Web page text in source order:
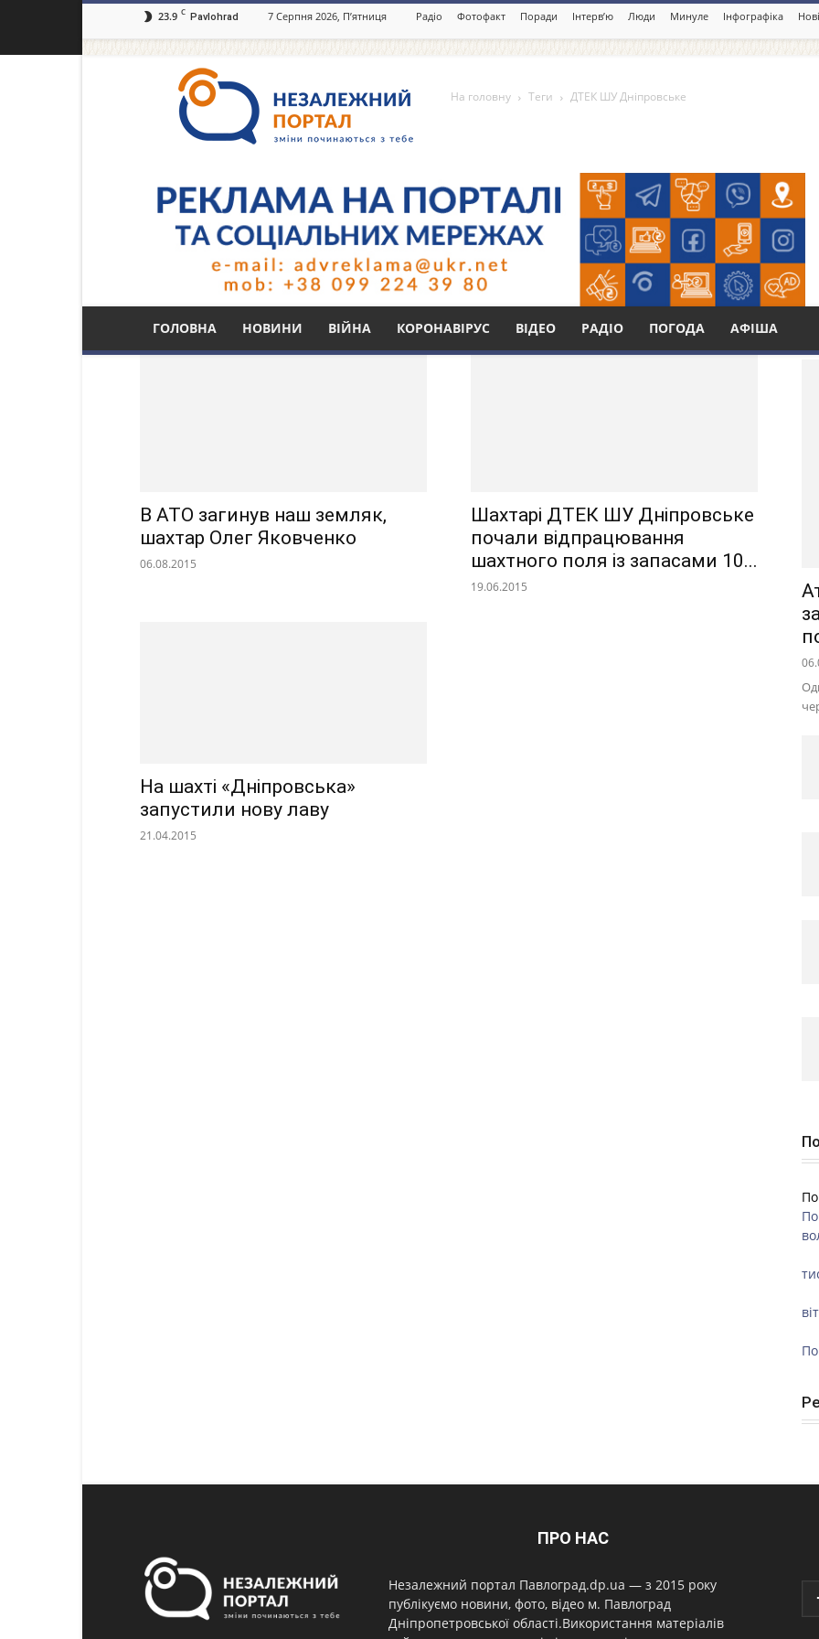
23.9 C Pavlohrad 7 Серпня 2026, П’ятниця Радіо Фотофакт Поради Інтерв’ю Люди Минуле Інфографіка
портал
Павлоград.dp.ua
ГОЛОВНА НОВИНИ ВІЙНА КОРОНАВІРУС ВІДЕО РАДІО ПОГОДА АФІША
На головну Теги ДТЕК ШУ Дніпровське
Тег: ДТЕК ШУ Дніпровське
В АТО загинув наш земляк,
шахтар Олег Яковченко
06.08.2015
Шахтарі ДТЕК ШУ Дніпровське
почали відпрацювання
шахтного поля із запасами 10...
19.06.2015
На шахті «Дніпровська»
запустили нову лаву
21.04.2015
ПРО НАС
Незалежний портал Павлоград.dp.ua — з 2015 року
публікуємо новини, фото, відео м. Павлоград
Дніпропетровської області.Використання матеріалів